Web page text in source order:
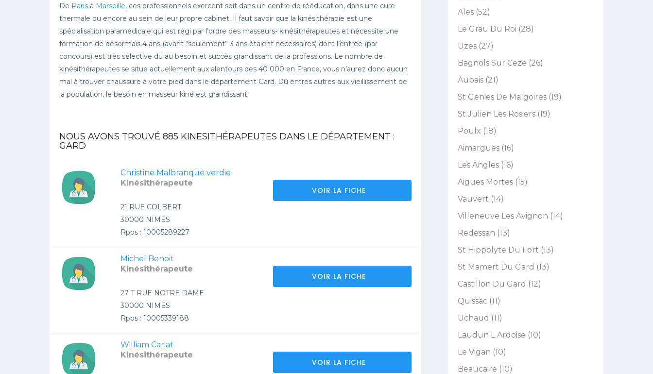
De Paris à Marseille, ces professionnels exercent soit dans un centre de rééducation, dans une cure
thermale ou encore au sein de leur propre cabinet. Il faut savoir que la kinésithérapie est une
spécialisation paramédicale qui est régi par l’ordre des masseurs- kinésithérapeutes et nécessite une
formation de désormais 4 ans (avant “seulement” 3 ans étaient nécessaires) dont l’entrée (par
concours) est très sélective du au besoin et succès grandissant de la professions. Le nombre de
kinésithérapeutes se situe actuellement aux alentours des 40 000 en France, vous n’aurez donc aucun
mal à trouver chaussure à votre pied dans le département Gard. Dû entres autres aux vieillissement de
la population, le besoin en masseur kiné est grandissant.
NOUS AVONS TROUVÉ 885 KINESITHÉRAPEUTES DANS LE DÉPARTEMENT :
GARD
Christine Malbranque verdie
Kinésithérapeute
21 RUE COLBERT
30000 NIMES
Rpps : 10005289227
VOIR LA FICHE
Michel Benoit
Kinésithérapeute
27 T RUE NOTRE DAME
30000 NIMES
Rpps : 10005339188
VOIR LA FICHE
William Cariat
Kinésithérapeute
VOIR LA FICHE
Ales (52)
Le Grau Du Roi (28)
Uzes (27)
Bagnols Sur Ceze (26)
Aubais (21)
St Genies De Malgoires (19)
St Julien Les Rosiers (19)
Poulx (18)
Aimargues (16)
Les Angles (16)
Aigues Mortes (15)
Vauvert (14)
Villeneuve Les Avignon (14)
Redessan (13)
St Hippolyte Du Fort (13)
St Mamert Du Gard (13)
Castillon Du Gard (12)
Quissac (11)
Uchaud (11)
Laudun L Ardoise (10)
Le Vigan (10)
Beaucaire (10)